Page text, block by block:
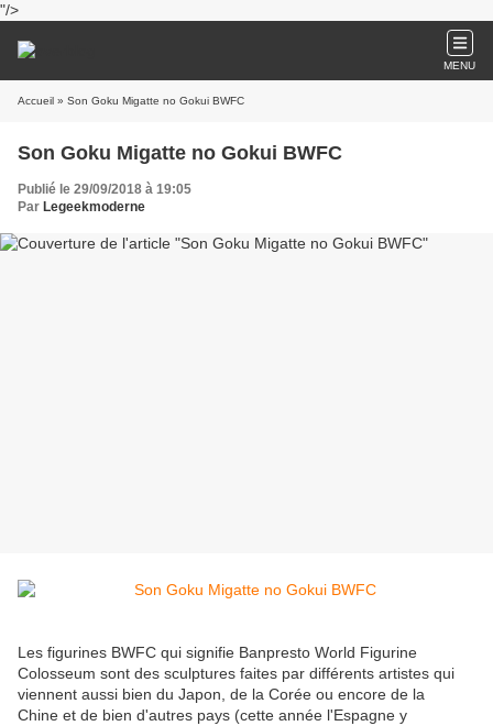
"/>
MENU
Accueil » Son Goku Migatte no Gokui BWFC
Son Goku Migatte no Gokui BWFC
Publié le 29/09/2018 à 19:05
Par Legeekmoderne
Les figurines BWFC qui signifie Banpresto World Figurine
Colosseum sont des sculptures faites par différents artistes qui
viennent aussi bien du Japon, de la Corée ou encore de la
Chine et de bien d'autres pays (cette année l'Espagne y